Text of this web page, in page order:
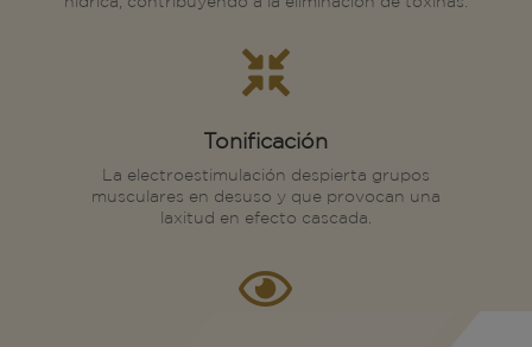

Tonificación
La electroestimulación despierta grupos
musculares en desuso y que provocan una
laxitud en efecto cascada.
